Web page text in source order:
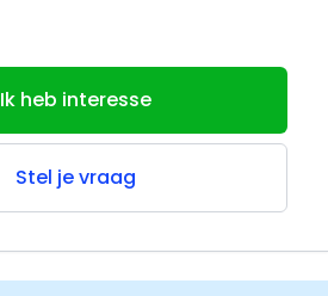
Ik heb interesse
Stel je vraag